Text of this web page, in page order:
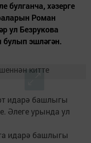
булганча, хәзерге
Роман
ул Безрукова
булып эшләгән.
идарә башлыгы
Әлеге урында ул
идарә башлыгы